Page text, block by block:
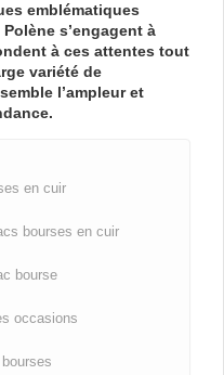
emblématiques
Polène s’engagent à
à ces attentes tout
variété de
l’ampleur et
en cuir
bourses en cuir
bourse
occasions